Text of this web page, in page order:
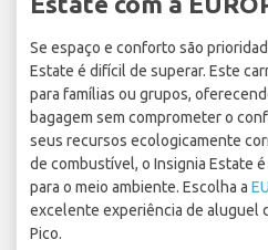
Se espaço e conforto são
Estate é difícil de superar. Este
para famílias ou grupos,
bagagem sem comprometer o
seus recursos ecologicamente
de combustível, o Insignia Estate
para o meio ambiente. Escolha a
excelente experiência de aluguel
Pico.